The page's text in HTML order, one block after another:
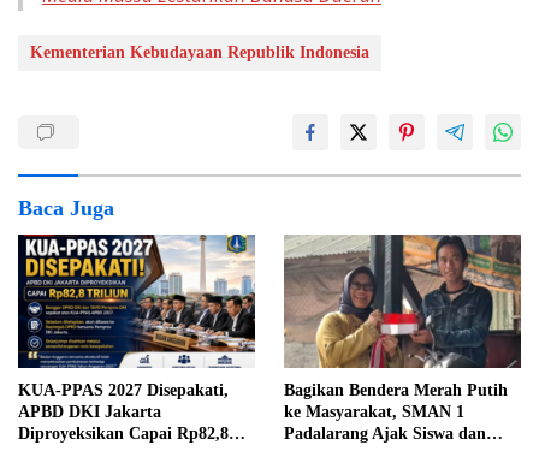
Kementerian Kebudayaan Republik Indonesia
Baca Juga
KUA-PPAS 2027 Disepakati,
APBD DKI Jakarta
Diproyeksikan Capai Rp82,8
Bagikan Bendera Merah Putih
ke Masyarakat, SMAN 1
Padalarang Ajak Siswa dan